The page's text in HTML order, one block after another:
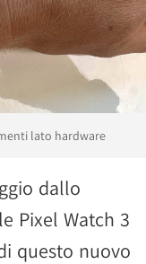
lato hardware
dallo
Pixel Watch 3
questo nuovo